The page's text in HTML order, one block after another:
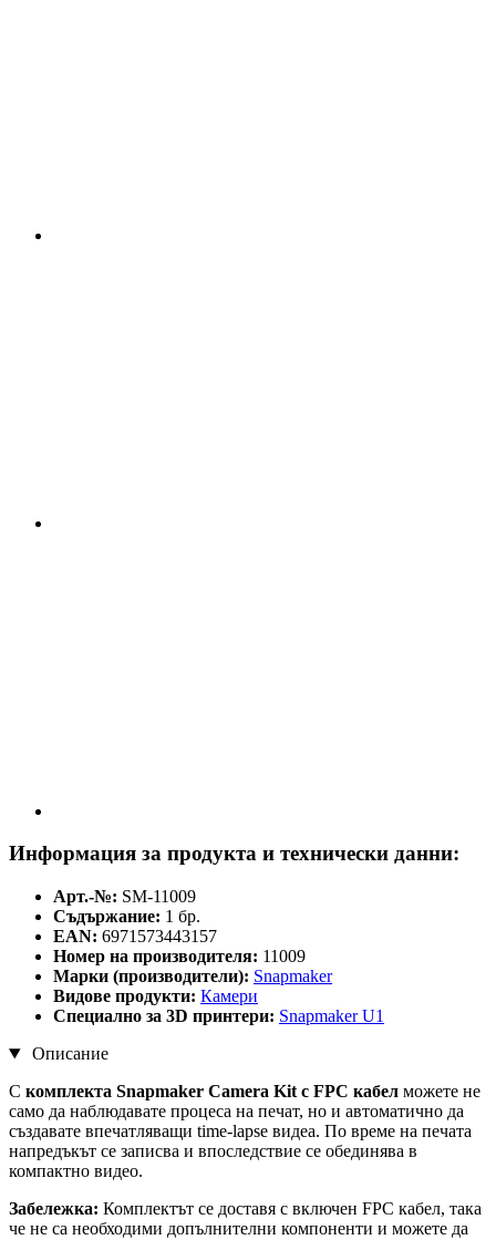
Информация за продукта и технически данни:
Арт.-№: SM-11009
Съдържание: 1 бр.
EAN: 6971573443157
Номер на производителя: 11009
Марки (производители): Snapmaker
Видове продукти: Камери
Специално за 3D принтери: Snapmaker U1
Описание
С комплекта Snapmaker Camera Kit с FPC кабел можете не
само да наблюдавате процеса на печат, но и автоматично да
създавате впечатляващи time-lapse видеа. По време на печата
напредъкът се записва и впоследствие се обединява в
компактно видео.
Забележка: Комплектът се доставя с включен FPC кабел, така
че не са необходими допълнителни компоненти и можете да